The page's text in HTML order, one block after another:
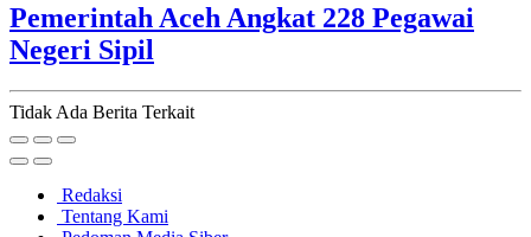
Pemerintah Aceh Angkat 228 Pegawai
Negeri Sipil
Tidak Ada Berita Terkait
Redaksi
Tentang Kami